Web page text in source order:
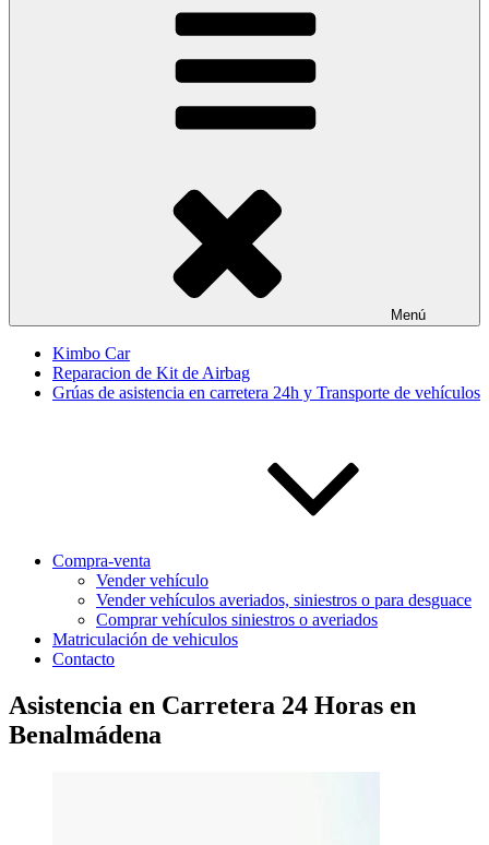
Menú
Kimbo Car
Reparacion de Kit de Airbag
Grúas de asistencia en carretera 24h y Transporte de vehículos
Compra-venta
Vender vehículo
Vender vehículos averiados, siniestros o para desguace
Comprar vehículos siniestros o averiados
Matriculación de vehiculos
Contacto
Asistencia en Carretera 24 Horas en
Benalmádena